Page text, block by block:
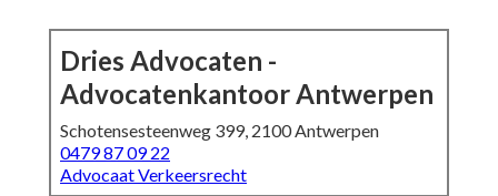
Dries Advocaten -
Advocatenkantoor Antwerpen
Schotensesteenweg 399, 2100 Antwerpen
0479 87 09 22
Advocaat Verkeersrecht